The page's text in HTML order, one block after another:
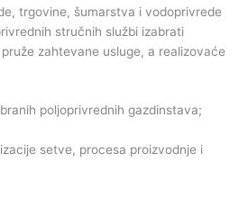
trgovine, šumarstva i vodoprivrede
stručnih službi izabrati
zahtevane usluge, a realizovaće
poljoprivrednih gazdinstava;
setve, procesa proizvodnje i